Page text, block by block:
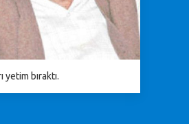
yetim bıraktı.